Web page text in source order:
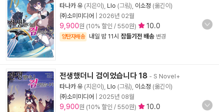
타나카 유 (지은이), Llo (그림), 이소정 (옮긴이)
㈜소미미디어
2026년 02월
9,900원 (10% 할인 / 550원) 10.0
양탄자배송 내일 밤 11시 잠들기전 배송 변경
전생했더니 검이었습니다 18 - S Novel+
타나카 유 (지은이), Llo (그림), 이소정 (옮긴이)
㈜소미미디어
2025년 08월
9,900원 (10% 할인 / 550원) 10.0